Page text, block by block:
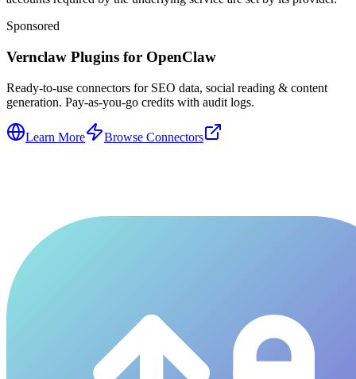
Sponsored
Vernclaw Plugins for OpenClaw
Ready-to-use connectors for SEO data, social reading & content
generation. Pay-as-you-go credits with audit logs.
Learn More Browse Connectors